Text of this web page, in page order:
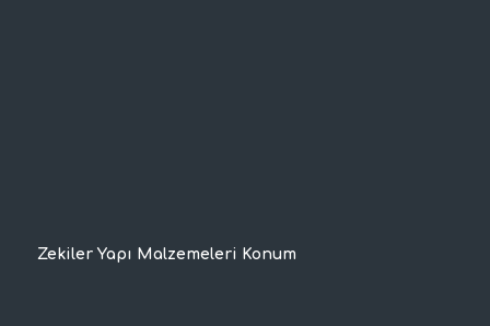
Zekiler Yapı Malzemeleri Konum